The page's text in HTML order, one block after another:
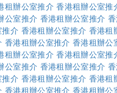
租辦公室推介 香港租辦公室推
公室推介 香港租辦公室推介
介 香港租辦公室推介 香港租
香港租辦公室推介 香港租辦公
租辦公室推介 香港租辦公室推
公室推介 香港租辦公室推介
介 香港租辦公室推介 香港租
香港租辦公室推介 香港租辦公